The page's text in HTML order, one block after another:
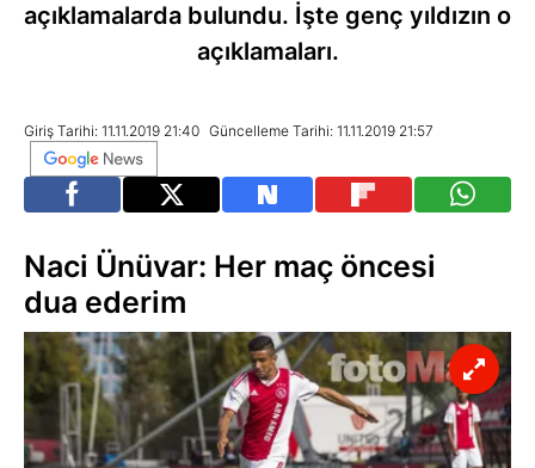
açıklamalarda bulundu. İşte genç yıldızın o
açıklamaları.
Giriş Tarihi: 11.11.2019 21:40 Güncelleme Tarihi: 11.11.2019 21:57
Naci Ünüvar: Her maç öncesi
dua ederim